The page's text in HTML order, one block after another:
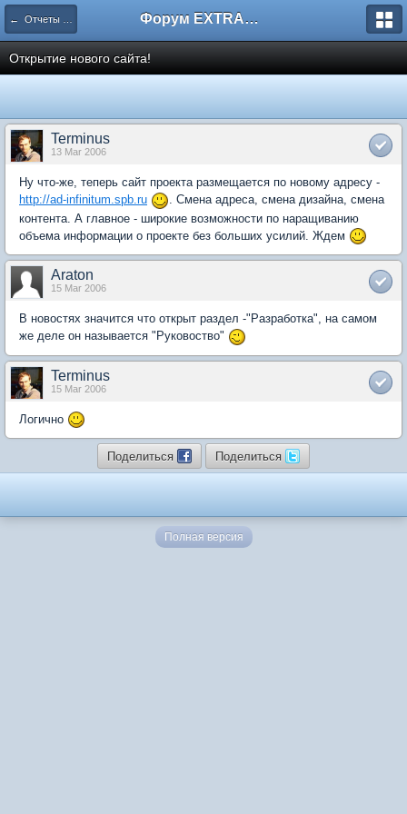
← Отчеты разработчиков Форум EXTRACTOR.ru
Открытие нового сайта!
Terminus
13 Mar 2006
Ну что-же, теперь сайт проекта размещается по новому адресу -
http://ad-infinitum.spb.ru
. Смена адреса, смена дизайна, смена
контента. А главное - широкие возможности по наращиванию
объема информации о проекте без больших усилий. Ждем
Araton
15 Mar 2006
В новостях значится что открыт раздел -"Разработка", на самом
же деле он называется "Руковоство"
Terminus
15 Mar 2006
Логично
Поделиться Поделиться
Полная версия